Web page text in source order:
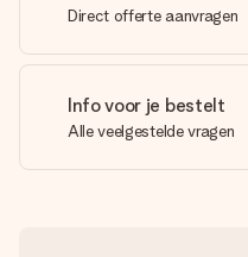
Direct offerte aanvragen
Info voor je bestelt
Alle veelgestelde vragen